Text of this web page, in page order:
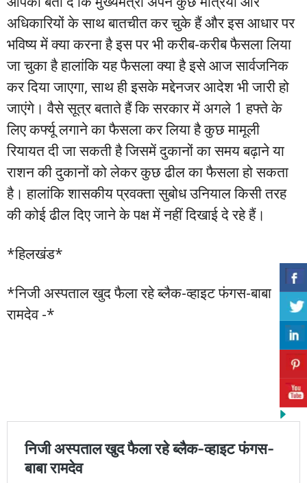
अधिकारियों के साथ बातचीत कर चुके हैं और इस आधार पर
भविष्य में क्या करना है इस पर भी करीब-करीब फैसला लिया
जा चुका है हालांकि यह फैसला क्या है इसे आज सार्वजनिक
कर दिया जाएगा, साथ ही इसके मद्देनजर आदेश भी जारी हो
जाएंगे। वैसे सूत्र बताते हैं कि सरकार में अगले 1 हफ्ते के
लिए कर्फ्यू लगाने का फैसला कर लिया है कुछ मामूली
रियायत दी जा सकती है जिसमें दुकानों का समय बढ़ाने या
राशन की दुकानों को लेकर कुछ ढील का फैसला हो सकता
है। हालांकि शासकीय प्रवक्ता सुबोध उनियाल किसी तरह
की कोई ढील दिए जाने के पक्ष में नहीं दिखाई दे रहे हैं।
*हिलखंड*
*निजी अस्पताल खुद फैला रहे ब्लैक-व्हाइट फंगस-बाबा
रामदेव -*